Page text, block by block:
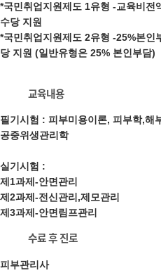
*국민취업지원제도 1유형 -교육비전
수당 지원
*국민취업지원제도 2유형 -25%본
당 지원 (일반유형은 25% 본인부담)
교육내용
필기시험 : 피부미용이론, 피부학,해
공중위생관리학
실기시험 :
제1과제-안면관리
제2과제-전신관리,제모관리
제3과제-안면림프관리
수료 후 진로
피부관리사